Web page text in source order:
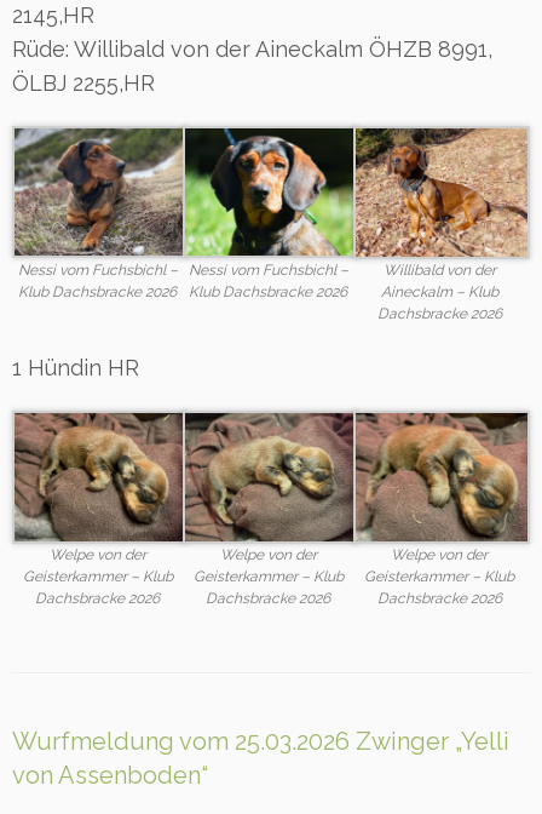
2145,HR
Rüde: Willibald von der Aineckalm ÖHZB 8991,
ÖLBJ 2255,HR
Nessi vom Fuchsbichl –
Klub Dachsbracke 2026
Nessi vom Fuchsbichl –
Klub Dachsbracke 2026
Willibald von der
Aineckalm – Klub
Dachsbracke 2026
1 Hündin HR
Welpe von der
Geisterkammer – Klub
Dachsbracke 2026
Welpe von der
Geisterkammer – Klub
Dachsbracke 2026
Welpe von der
Geisterkammer – Klub
Dachsbracke 2026
Wurfmeldung vom 25.03.2026 Zwinger „Yelli
von Assenboden“